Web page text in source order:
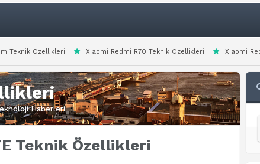
Xiaomi Redmi R70 Teknik Özellikleri Xiaomi Redmi Note 15 Special
Haberleri
Teknik Özellikleri